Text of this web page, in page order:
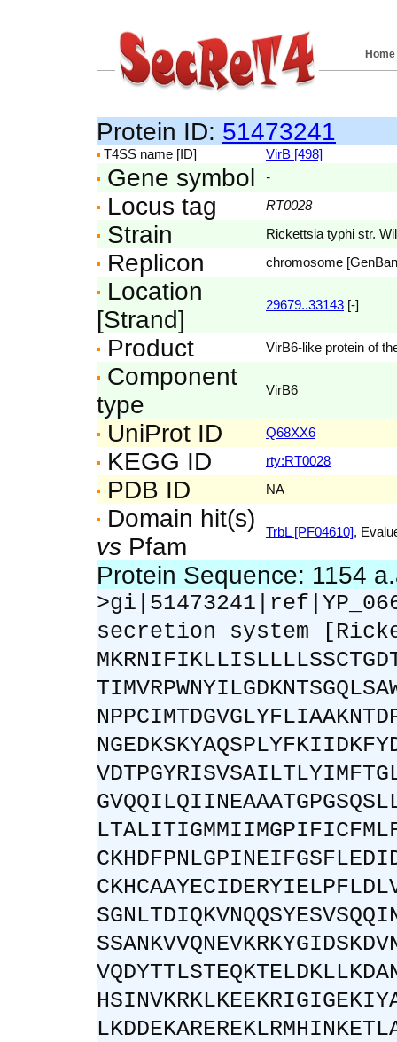
Home
Protein ID: 51473241
T4SS name [ID] VirB [498]
Gene symbol -
Locus tag RT0028
Strain Rickettsia typhi str.
Replicon chromosome
Location
[Strand]
29679..33143 [-]
Product VirB6-like protein of
Component
type
VirB6
UniProt ID Q68XX6
KEGG ID rty:RT0028
PDB ID NA
Domain hit(s)
vs Pfam
TrbL [PF04610],
Protein Sequence:
secretion system